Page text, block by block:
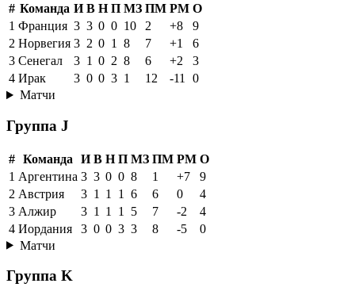
# Команда И В Н П МЗ ПМ РМ О
1 Франция 3 3 0 0 10 2 +8
9
2 Норвегия 3 2 0 1 8 7 +1
6
3 Сенегал 3 1 0 2 8 6 +2
3
4 Ирак 3 0 0 3 1 12 -11
0
Матчи
Группа J
# Команда И В Н П МЗ ПМ РМ О
1 Аргентина 3 3 0 0 8 1 +7
9
2 Австрия 3 1 1 1 6 6 0
4
3 Алжир 3 1 1 1 5 7 -2
4
4 Иордания 3 0 0 3 3 8 -5
0
Матчи
Группа K